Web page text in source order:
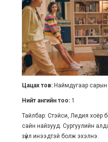
Цацах тов: Наймдугаар сарын
Нийт ангийн тоо: 1
Тайлбар: Стэйси, Лидия хоёр
сайн найзууд. Сургуулийн
зүйл инээдтэй болж эхэлнэ.